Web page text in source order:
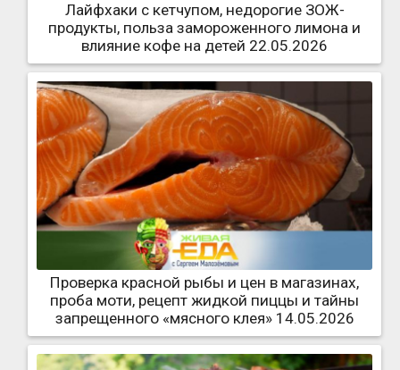
Лайфхаки с кетчупом, недорогие ЗОЖ-
продукты, польза замороженного лимона и
влияние кофе на детей 22.05.2026
Проверка красной рыбы и цен в магазинах,
проба моти, рецепт жидкой пиццы и тайны
запрещенного «мясного клея» 14.05.2026